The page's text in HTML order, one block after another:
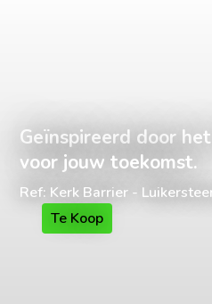
Geïnspireerd door
voor jouw toekomst.
Ref: Kerk Barrier -
Te Koop